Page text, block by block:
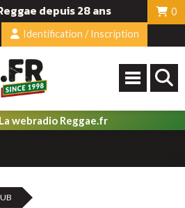
depuis 28 ans
0
Identification / Inscription
La webradio Reggae.fr